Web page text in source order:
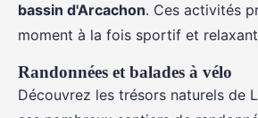
bassin d'Arcachon. Ces activités
moment à la fois sportif et
Randonnées et balades à vélo
Découvrez les trésors naturels de